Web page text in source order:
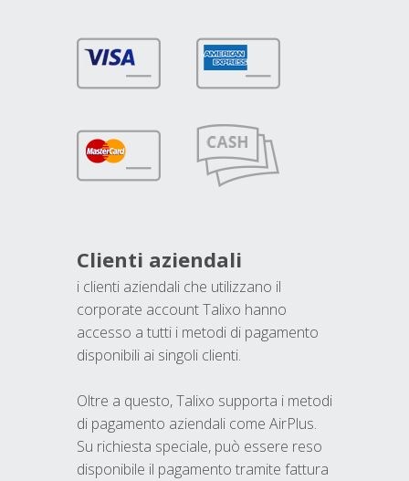
Clienti aziendali
i clienti aziendali che utilizzano il
corporate account Talixo hanno
accesso a tutti i metodi di pagamento
disponibili ai singoli clienti.
Oltre a questo, Talixo supporta i metodi
di pagamento aziendali come AirPlus.
Su richiesta speciale, può essere reso
disponibile il pagamento tramite fattura